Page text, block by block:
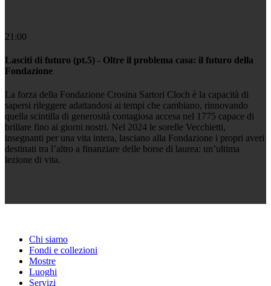
21:00
Lasciti di futuro (pt.5) - Oltre il problema casa: il futuro della
Fondazione
La forza della Fondazione Crosina Sartori Cloch è la capacità di
sapersi rileggere adattandosi ai tempi che cambiano, rinnovando
quella scintilla di generosità contagiosa accesa nel 1775 capace di
brillare fino ai giorni nostri. Nel 2024 le sorelle Vecchietti,
insegnanti per una vita intera, lasciano alla Fondazione i propri averi
destinati tra l’altro a finanziare delle borse di laurea: un’ultima
lezione di vita.
Chi siamo
Fondi e collezioni
Mostre
Luoghi
Servizi